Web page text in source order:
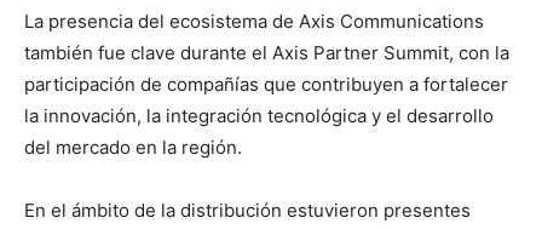
La presencia del ecosistema de Axis Communications
también fue clave durante el Axis Partner Summit, con la
participación de compañías que contribuyen a fortalecer
la innovación, la integración tecnológica y el desarrollo
del mercado en la región.
En el ámbito de la distribución estuvieron presentes